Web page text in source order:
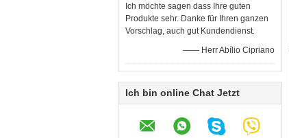
Ich möchte sagen dass Ihre guten
Produkte sehr. Danke für Ihren ganzen
Vorschlag, auch gut Kundendienst.
—— Herr Abílio Cipriano
Ich bin online Chat Jetzt